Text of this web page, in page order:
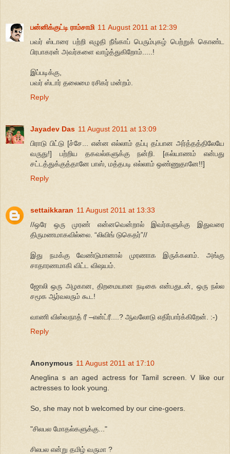
பன்னிக்குட்டி ராம்சாமி 11 August 2011 at 12:39
பவர் ஸ்டாரை பற்றி எழுதி நீங்காப் பெரும்புகழ் பெற்றுக் கொண்ட
பிரபாகரன் அவர்களை வாழ்த்துகிறோம்.....!
இப்படிக்கு,
பவர் ஸ்டார் தலைமை ரசிகர் மன்றம்.
Reply
Jayadev Das 11 August 2011 at 13:09
பிராடு பிட்டு [ச்சே... என்ன எல்லாம் தப்பு தப்பான அர்த்தத்திலேயே
வருது!] பற்றிய தகவல்களுக்கு நன்றி. [கல்யாணம் என்பது
சட்டத்துக்குத்தானே பாஸ், மத்தபடி எல்லாம் ஒண்ணுதானே!!]
Reply
settaikkaran 11 August 2011 at 13:33
//ஒரே ஒரு முரண் என்னவென்றால் இவர்களுக்கு இதுவரை
திருமணமாகவில்லை. “லிவிங் டுகெதர்”//
இது நமக்கு வேண்டுமானால் முரணாக இருக்கலாம். அங்கு
சாதாரணமாகி விட்ட விஷயம்.
ஜோலி ஒரு அழகான, திறமையான நடிகை என்பதுடன், ஒரு நல்ல
சமூக ஆர்வலரும் கூட!
வாணி விஸ்வநாத் ரீ –என்ட்ரீ....? ஆவலோடு எதிர்பார்க்கிறேன். :-)
Reply
Anonymous 11 August 2011 at 17:10
Aneglina s an aged actress for Tamil screen. V like our
actresses to look young.
So, she may not b welcomed by our cine-goers.
"சிலபல மோதல்களுக்கு..."
சிலபல என்று தமிழ் வருமா ?